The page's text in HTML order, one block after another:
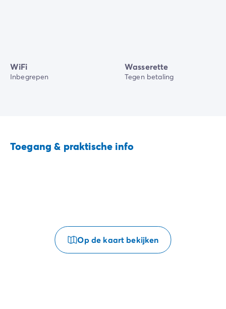
WiFi
Inbegrepen
Wasserette
Tegen betaling
Toegang & praktische info
Op de kaart bekijken